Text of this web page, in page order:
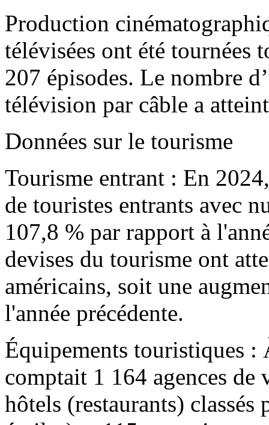
Production
télévisées ont été tournées
207 épisodes. Le nombre
télévision par câble a
Données sur le tourisme
Tourisme entrant : En
de touristes entrants avec
107,8 % par rapport à
devises du tourisme ont
américains, soit une
l'année précédente.
Équipements touristiques
comptait 1 164 agences de
hôtels (restaurants)